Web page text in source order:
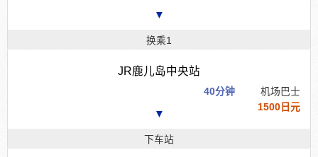
▼
换乘1
JR鹿儿岛中央站
40分钟
机场巴士
1500日元
▼
下车站